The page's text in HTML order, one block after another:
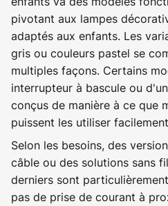
pivotant aux lampes
adaptés aux enfants. Les
gris ou couleurs pastel se
multiples façons. Certains
interrupteur à bascule ou
conçus de manière à ce que
puissent les utiliser
Selon les besoins, des
câble ou des solutions sans
derniers sont
pas de prise de courant à